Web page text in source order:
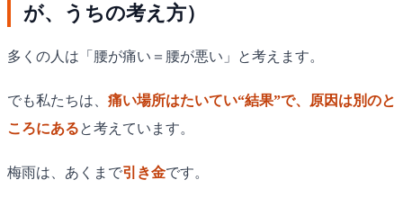
が、うちの考え方）
多くの人は「腰が痛い＝腰が悪い」と考えます。
でも私たちは、 痛い場所はたいてい“結果”で、原因は別のと
ころにあると考えています。
梅雨は、あくまで引き金です。